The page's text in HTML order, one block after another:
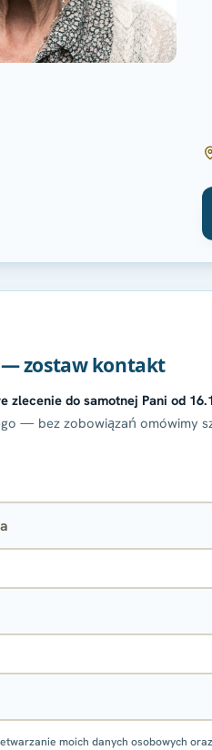
— zostaw kontakt
zlecenie do samotnej Pani od
— bez zobowiązań omówimy
moich danych osobowych